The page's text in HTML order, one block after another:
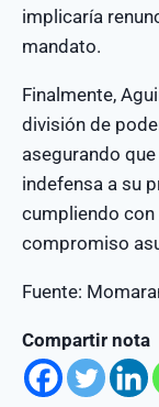
implicaría
mandato.
Finalmente,
división de
asegurando
indefensa a su
cumpliendo con
compromiso
Fuente:
Compartir nota